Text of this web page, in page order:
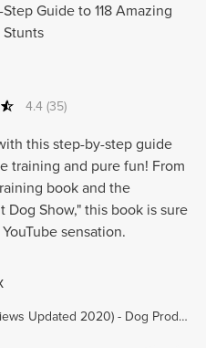
Guide to 118 Amazing
Stunts
4.4 (35)
this step-by-step guide
training and pure fun! From
book and the
Dog Show," this book is sure
sensation.
44 Best Dog Training Books (Reviews Updated 2020) - Dog Product Picker